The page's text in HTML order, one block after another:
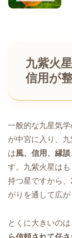
九紫火
信用が
一般的な九星気
が中宮に入り、
は風、信用、縁
す。九紫火星は
持つ星ですから
がりを通して広が
とくに大きいの